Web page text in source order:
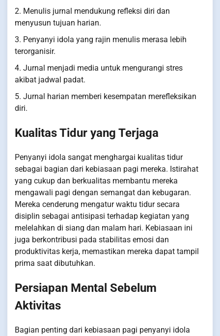
2. Menulis jurnal mendukung refleksi diri dan
menyusun tujuan harian.
3. Penyanyi idola yang rajin menulis merasa lebih
terorganisir.
4. Jurnal menjadi media untuk mengurangi stres
akibat jadwal padat.
5. Jurnal harian memberi kesempatan merefleksikan
diri.
Kualitas Tidur yang Terjaga
Penyanyi idola sangat menghargai kualitas tidur
sebagai bagian dari kebiasaan pagi mereka. Istirahat
yang cukup dan berkualitas membantu mereka
mengawali pagi dengan semangat dan kebugaran.
Mereka cenderung mengatur waktu tidur secara
disiplin sebagai antisipasi terhadap kegiatan yang
melelahkan di siang dan malam hari. Kebiasaan ini
juga berkontribusi pada stabilitas emosi dan
produktivitas kerja, memastikan mereka dapat tampil
prima saat dibutuhkan.
Persiapan Mental Sebelum
Aktivitas
Bagian penting dari kebiasaan pagi penyanyi idola